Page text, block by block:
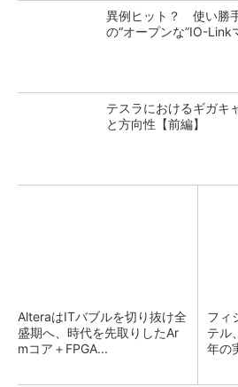
異例ヒット？ 使い勝
の“オープンな”IO-Link
テスラにおけるギガキ
と方向性【前編】
AlteraはITバブルを切り抜け全
盛期へ、時代を先取りしたAr
mコア＋FPGA...
フィ
テル
年の